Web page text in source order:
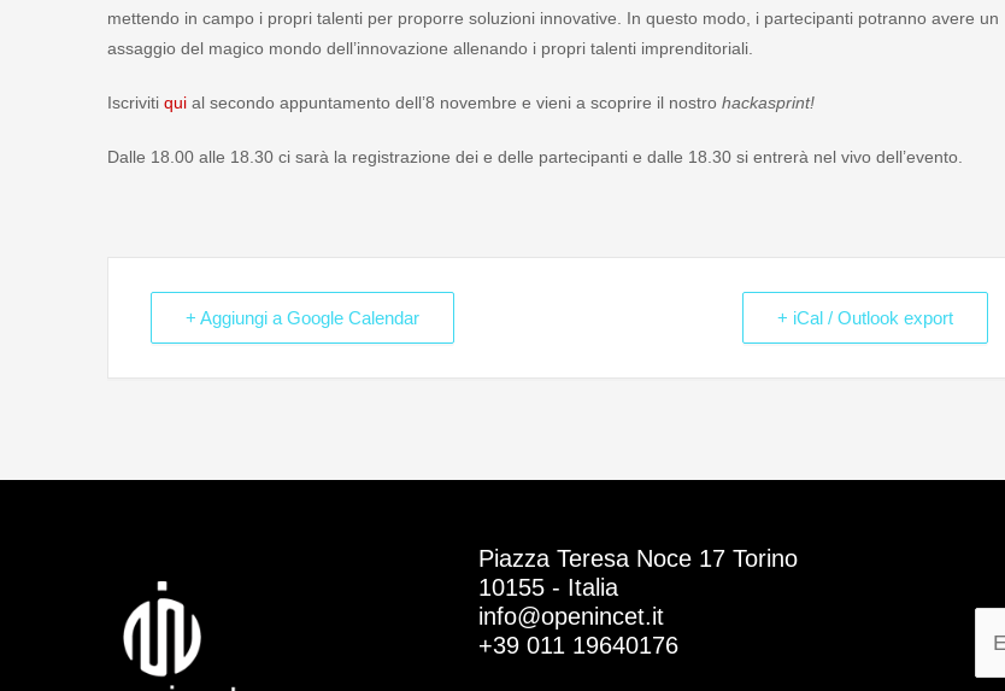
mettendo in campo i propri talenti per proporre soluzioni innovative. In questo modo, i partecipanti potranno avere un
assaggio del magico mondo dell’innovazione allenando i propri talenti imprenditoriali.
Iscriviti qui al secondo appuntamento dell’8 novembre e vieni a scoprire il nostro hackasprint!
Dalle 18.00 alle 18.30 ci sarà la registrazione dei e delle partecipanti e dalle 18.30 si entrerà nel vivo dell’evento.
+ Aggiungi a Google Calendar + iCal / Outlook export
Piazza Teresa Noce 17 Torino
10155 - Italia
info@openincet.it
+39 011 19640176